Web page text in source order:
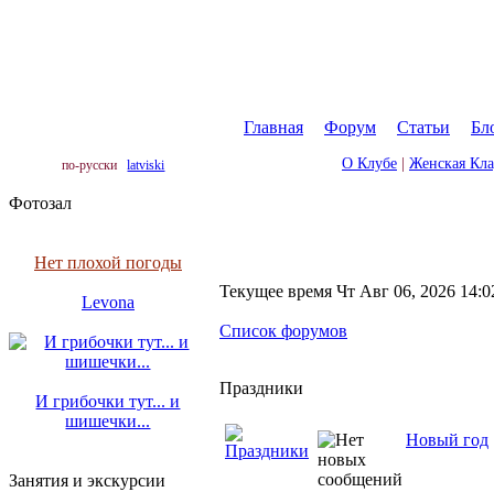
Главная Форум Статьи
по-русски latviski О Клубе Женская
Фотозал
Нет плохой погоды
Levona
И грибочки тут... и
шишечки...
Занятия и экскурсии
Текущее время Чт Авг 06, 2026
Список форумов
Праздники
Новый год